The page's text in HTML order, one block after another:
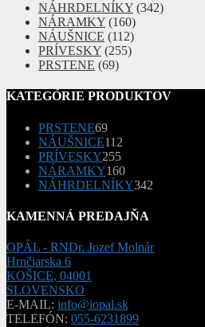
NÁHRDELNÍKY (342)
NÁRAMKY (160)
NÁUŠNICE (112)
PRÍVESKY (255)
PRSTENE (69)
KATEGÓRIE PRODUKTOV
PRSTENE6969
produktov
NÁUŠNICE112
PRÍVESKY255255
produktov
NÁRAMKY160160
produktov
NÁHRDELNÍKY342
KAMENNÁ PREDAJŇA
OPÁL - RNDr. Jozef Molnár
Hrnčiarska 6
KOŠICE, 04001
SLOVENSKO
E-MAIL: info@iopal.sk
TELEFÓN: 055-6231899